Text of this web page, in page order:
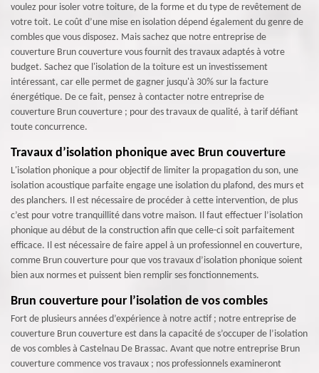
voulez pour isoler votre toiture, de la forme et du type de revêtement de
votre toit. Le coût d’une mise en isolation dépend également du genre de
combles que vous disposez. Mais sachez que notre entreprise de
couverture Brun couverture vous fournit des travaux adaptés à votre
budget. Sachez que l'isolation de la toiture est un investissement
intéressant, car elle permet de gagner jusqu'à 30% sur la facture
énergétique. De ce fait, pensez à contacter notre entreprise de
couverture Brun couverture ; pour des travaux de qualité, à tarif défiant
toute concurrence.
Travaux d’isolation phonique avec Brun couverture
L'isolation phonique a pour objectif de limiter la propagation du son, une
isolation acoustique parfaite engage une isolation du plafond, des murs et
des planchers. Il est nécessaire de procéder à cette intervention, de plus
c’est pour votre tranquillité dans votre maison. Il faut effectuer l’isolation
phonique au début de la construction afin que celle-ci soit parfaitement
efficace. Il est nécessaire de faire appel à un professionnel en couverture,
comme Brun couverture pour que vos travaux d’isolation phonique soient
bien aux normes et puissent bien remplir ses fonctionnements.
Brun couverture pour l’isolation de vos combles
Fort de plusieurs années d’expérience à notre actif ; notre entreprise de
couverture Brun couverture est dans la capacité de s’occuper de l’isolation
de vos combles à Castelnau De Brassac. Avant que notre entreprise Brun
couverture commence vos travaux ; nos professionnels examineront